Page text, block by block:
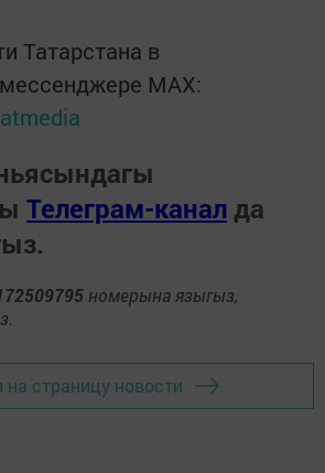
Татарстана в
MАХ:
Телеграм-канал да
номерына языгыз,
на страницу новости